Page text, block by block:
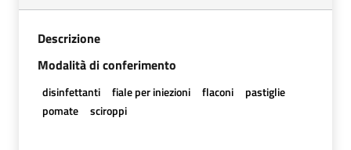
Descrizione
Modalità di conferimento
disinfettanti fiale per iniezioni flaconi
pastiglie
pomate
sciroppi